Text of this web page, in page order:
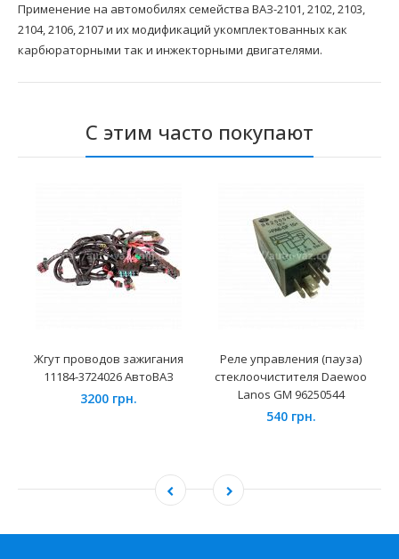
Применение на автомобилях семейства ВАЗ-2101, 2102, 2103,
2104, 2106, 2107 и их модификаций укомплектованных как
карбюраторными так и инжекторными двигателями.
С этим часто покупают
Жгут проводов зажигания
11184-3724026 АвтоВАЗ
3200 грн.
Реле управления (пауза)
стеклоочистителя Daewoo
Lanos GM 96250544
540 грн.